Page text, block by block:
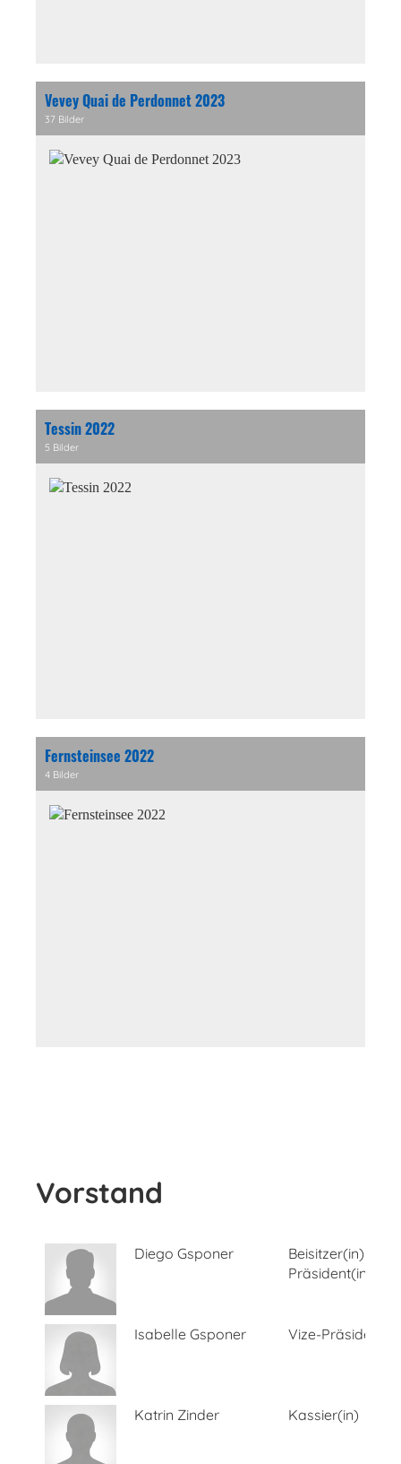
Vevey Quai de Perdonnet 2023
37 Bilder
Tessin 2022
5 Bilder
Fernsteinsee 2022
4 Bilder
Vorstand
Diego Gsponer
Beisitzer(in)
Präsident(in)
Isabelle Gsponer Vize-
Katrin Zinder Kassier(in)